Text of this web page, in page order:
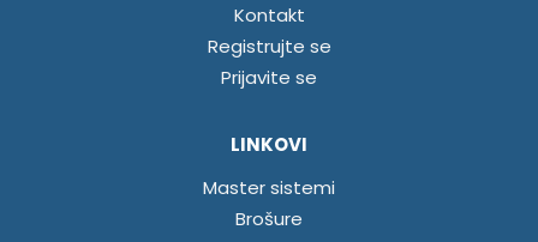
Kontakt
Registrujte se
Prijavite se
LINKOVI
Master sistemi
Brošure